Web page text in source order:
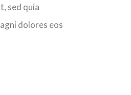
sed quia
dolores eos